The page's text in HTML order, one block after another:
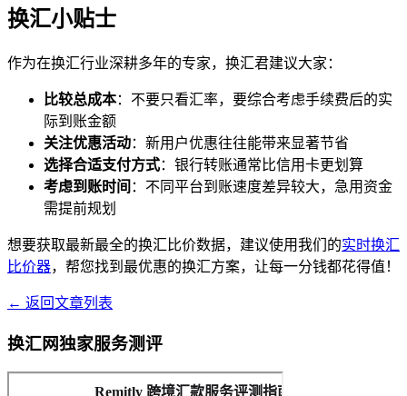
换汇小贴士
作为在换汇行业深耕多年的专家，换汇君建议大家：
比较总成本：不要只看汇率，要综合考虑手续费后的实
际到账金额
关注优惠活动：新用户优惠往往能带来显著节省
选择合适支付方式：银行转账通常比信用卡更划算
考虑到账时间 ：不同平台到账速度差异较大，急用资金
需提前规划
想要获取最新最全的换汇比价数据，建议使用我们的实时换汇
比价器，帮您找到最优惠的换汇方案，让每一分钱都花得值！
← 返回文章列表
换汇网独家服务测评